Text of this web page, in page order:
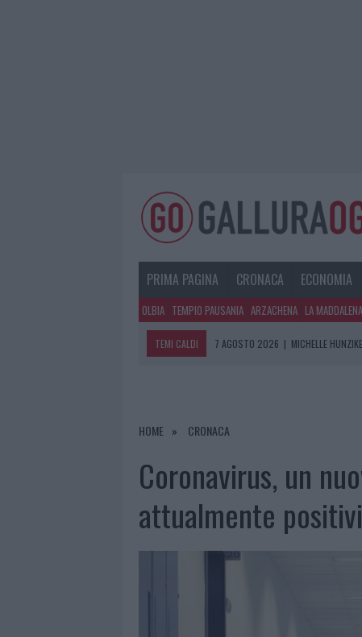
PRIMA PAGINA CRONACA ECONOMIA
OLBIA TEMPIO PAUSANIA ARZACHENA LA MADDALENA
TEMI CALDI 7 AGOSTO 2026 | MICHELLE
7 AGOSTO 2026
|
HOME CRONACA
Coronavirus, un
attualmente positivi